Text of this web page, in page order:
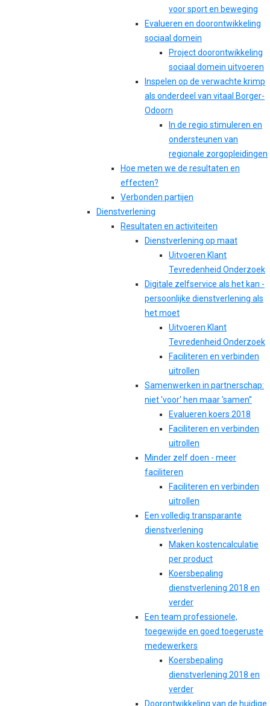
voor sport en beweging
Evalueren en doorontwikkeling
sociaal domein
Project doorontwikkeling
sociaal domein uitvoeren
Inspelen op de verwachte krimp
als onderdeel van vitaal Borger-
Odoorn
In de regio stimuleren en
ondersteunen van
regionale zorgopleidingen
Hoe meten we de resultaten en
effecten?
Verbonden partijen
Dienstverlening
Resultaten en activiteiten
Dienstverlening op maat
Uitvoeren Klant
Tevredenheid Onderzoek
Digitale zelfservice als het kan -
persoonlijke dienstverlening als
het moet
Uitvoeren Klant
Tevredenheid Onderzoek
Faciliteren en verbinden
uitrollen
Samenwerken in partnerschap:
niet 'voor' hen maar 'samen''
Evalueren koers 2018
Faciliteren en verbinden
uitrollen
Minder zelf doen - meer
faciliteren
Faciliteren en verbinden
uitrollen
Een volledig transparante
dienstverlening
Maken kostencalculatie
per product
Koersbepaling
dienstverlening 2018 en
verder
Een team professionele,
toegewijde en goed toegeruste
medewerkers
Koersbepaling
dienstverlening 2018 en
verder
Doorontwikkeling van de huidige